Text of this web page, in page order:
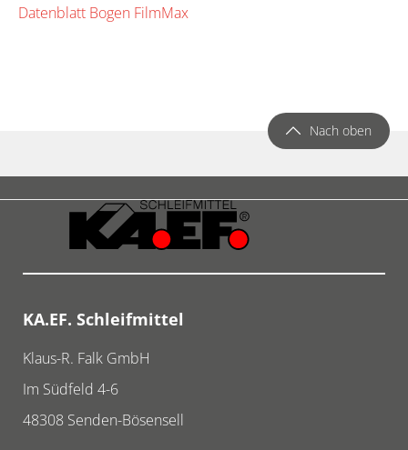
Datenblatt Bogen FilmMax
Nach oben
KA.EF. Schleifmittel
Klaus-R. Falk GmbH
Im Südfeld 4-6
48308 Senden-Bösensell